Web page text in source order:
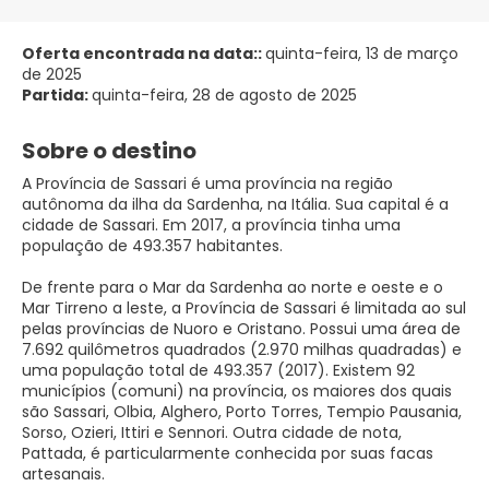
Oferta encontrada na data::quinta-feira, 13 de março
de 2025
Partida:quinta-feira, 28 de agosto de 2025
Sobre o destino
A Província de Sassari é uma província na região
autônoma da ilha da Sardenha, na Itália. Sua capital é a
cidade de Sassari. Em 2017, a província tinha uma
população de 493.357 habitantes.
De frente para o Mar da Sardenha ao norte e oeste e o
Mar Tirreno a leste, a Província de Sassari é limitada ao sul
pelas províncias de Nuoro e Oristano. Possui uma área de
7.692 quilômetros quadrados (2.970 milhas quadradas) e
uma população total de 493.357 (2017). Existem 92
municípios (comuni) na província, os maiores dos quais
são Sassari, Olbia, Alghero, Porto Torres, Tempio Pausania,
Sorso, Ozieri, Ittiri e Sennori. Outra cidade de nota,
Pattada, é particularmente conhecida por suas facas
artesanais.